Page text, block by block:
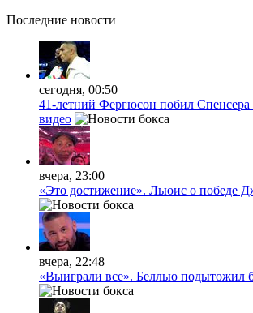
Последние новости
сегодня, 00:50
41-летний Фергюсон побил Спенсера
видео
вчера, 23:00
«Это достижение». Льюис о победе
вчера, 22:48
«Выиграли все». Беллью